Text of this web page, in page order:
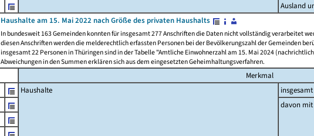
Ausland
Haushalte am 15. Mai 2022 nach Größe des privaten Haushalts
In bundesweit 163 Gemeinden konnten für insgesamt 277 Anschriften die Daten nicht vollständig verarbeitet
diesen Anschriften werden die melderechtlich erfassten Personen bei der Bevölkerungszahl der Gemeinden
insgesamt 22 Personen in Thüringen sind in der Tabelle "Amtliche Einwohnerzahl am 15. Mai 2024
Abweichungen in den Summen erklären sich aus dem eingesetzten Geheimhaltungsverfahren.
Merkmal
Haushalte
insgesamt
davon